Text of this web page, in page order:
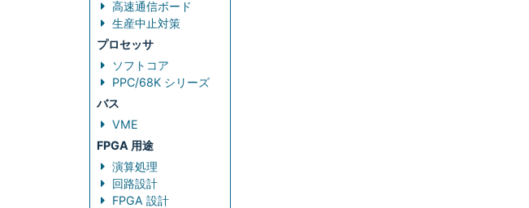
高速通信ボード
生産中止対策
プロセッサ
ソフトコア
PPC/68K シリーズ
バス
VME
FPGA 用途
演算処理
回路設計
FPGA 設計